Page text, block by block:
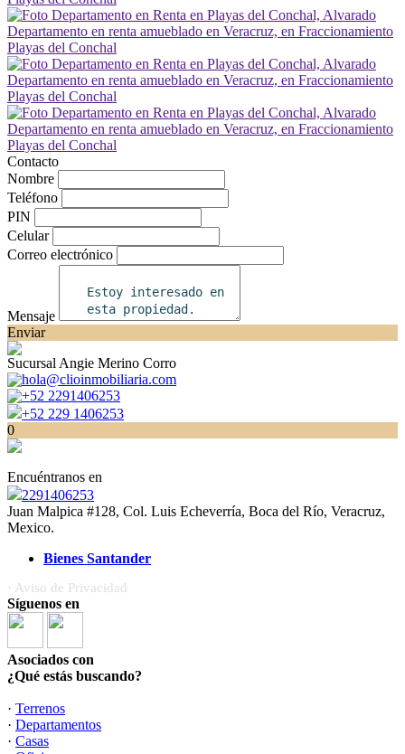
Contacto
Nombre
Teléfono
PIN
Celular
Correo electrónico
Mensaje
Enviar
Sucursal Angie Merino Corro
hola@clioinmobiliaria.com
+52 2291406253
+52 229 1406253
0
Encuéntranos en
2291406253
Juan Malpica #128, Col. Luis Echeverría, Boca del Río, Veracruz,
Mexico.
Bienes Santander
· Aviso de Privacidad
Síguenos en
Asociados con
¿Qué estás buscando?
· Terrenos
· Departamentos
· Casas